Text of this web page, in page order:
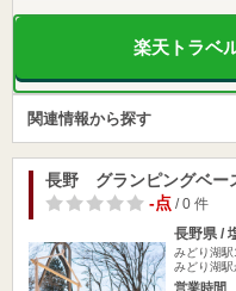
楽天トラベ
関連情報から探す
長野 グランピングベ
-点/ 0 件
長野県 /
みどり湖
みどり湖
営業時間